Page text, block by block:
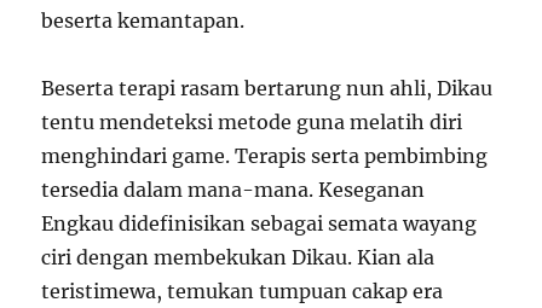
beserta kemantapan.
Beserta terapi rasam bertarung nun ahli, Dikau
tentu mendeteksi metode guna melatih diri
menghindari game. Terapis serta pembimbing
tersedia dalam mana-mana. Keseganan
Engkau didefinisikan sebagai semata wayang
ciri dengan membekukan Dikau. Kian ala
teristimewa, temukan tumpuan cakap era